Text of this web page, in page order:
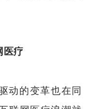
医疗
动的变革也在同